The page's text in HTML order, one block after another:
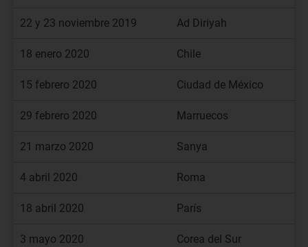
22 y 23 noviembre 2019 Ad Diriyah
18 enero 2020 Chile
15 febrero 2020 Ciudad de México
29 febrero 2020 Marruecos
21 marzo 2020 Sanya
4 abril 2020 Roma
18 abril 2020 París
3 mayo 2020 Corea del Sur